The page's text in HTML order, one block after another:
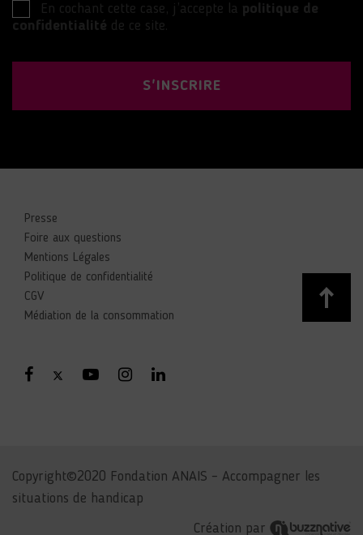
En cochant cette case, j’accepte la politique de
confidentialité de ce site.
S'INSCRIRE
Presse
Foire aux questions
Mentions Légales
Politique de confidentialité
CGV
Médiation de la consommation
Copyright©2020 Fondation ANAIS – Accompagner les
situations de handicap
Création par